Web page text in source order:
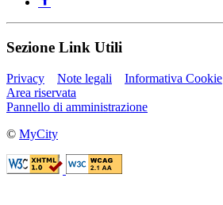
Sezione Link Utili
Privacy Note legali
Informativa Cookie
Area riservata
Pannello di amministrazione
© MyCity